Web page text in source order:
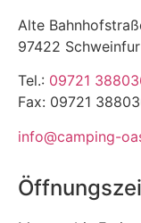
Alte
97422
Tel.: 09721
Fax: 09721
info@camping-